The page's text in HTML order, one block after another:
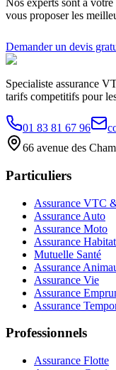
Nos experts sont à
vous proposer les
Demander un devis
Specialiste assurance
tarifs competitifs pour
01 83 81 67 96
66 avenue des
Particuliers
Assurance VTC
Assurance Auto
Assurance Moto
Assurance
Mutuelle Santé
Assurance
Assurance Vie
Assurance
Assurance
Professionnels
Assurance Flotte